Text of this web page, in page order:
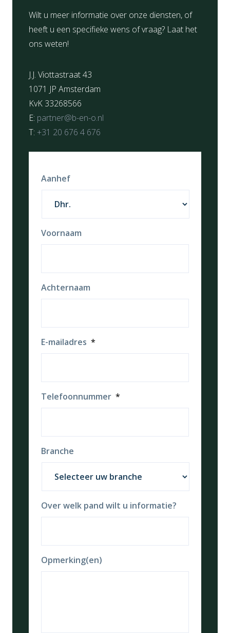
Wilt u meer informatie over onze diensten, of
heeft u een specifieke wens of vraag? Laat het
ons weten!
J.J. Viottastraat 43
1071 JP Amsterdam
KvK 33268566
E: partner@b-en-o.nl
T: +31 20 676 4 676
Aanhef
Voornaam
Achternaam
E-mailadres *
Telefoonnummer *
Branche
Over welk pand wilt u informatie?
Opmerking(en)